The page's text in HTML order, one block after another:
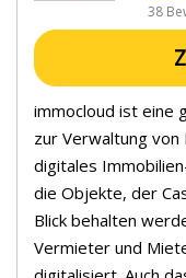
38
immocloud ist eine
zur Verwaltung
digitales
die Objekte, der
Blick behalten
Vermieter und